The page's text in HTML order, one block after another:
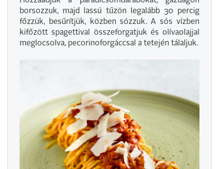
borsozzuk, majd lassú tűzön legalább 30 percig
főzzük, besűrítjük, közben sózzuk. A sós vízben
kifőzött spagettival összeforgatjuk és olívaolajjal
meglocsolva, pecorinoforgáccsal a tetején tálaljuk.